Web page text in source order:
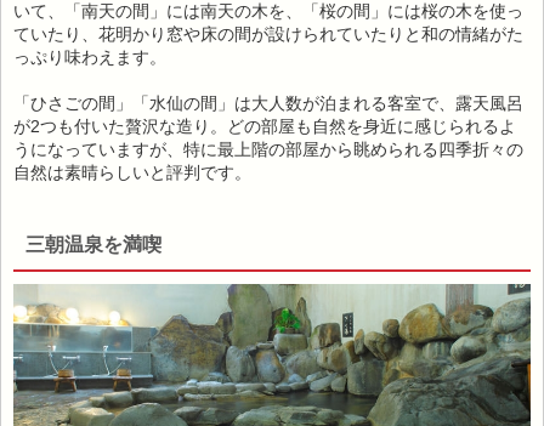
いて、「南天の間」には南天の木を、「桜の間」には桜の木を使っ
ていたり、花明かり窓や床の間が設けられていたりと和の情緒がた
っぷり味わえます。
「ひさごの間」「水仙の間」は大人数が泊まれる客室で、露天風呂
が2つも付いた贅沢な造り。どの部屋も自然を身近に感じられるよ
うになっていますが、特に最上階の部屋から眺められる四季折々の
自然は素晴らしいと評判です。
三朝温泉を満喫